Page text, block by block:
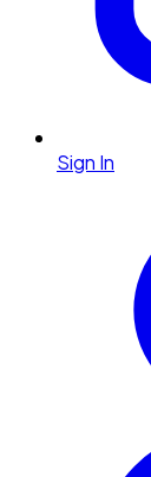
Sign In